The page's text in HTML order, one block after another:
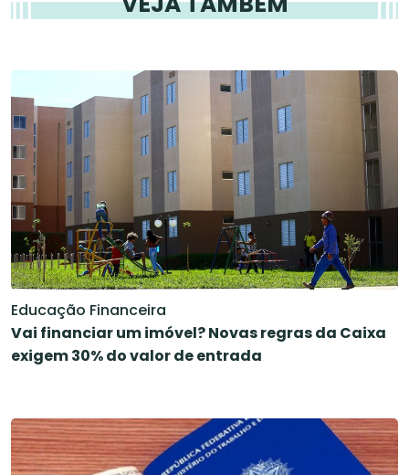
Educação Financeira
Vai financiar um imóvel? Novas regras da Caixa
exigem 30% do valor de entrada